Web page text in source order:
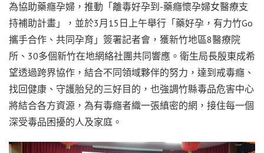
為協助藥癮孕婦，推動「離毒好孕到-藥癮懷孕婦女醫療支
持補助計畫」，並於3月15日上午舉行「藥好孕，有力竹Go
攜手合作、共同孕育」簽署記者會，獲新竹地區8醫療院
所、30多個新竹在地網絡社團共同響應。衛生局長殷東成希
望透過跨界協作，結合不同領域夥伴的努力，達到戒毒癮、
找回健康、守護胎兒的三好目的，也強調竹縣毒品危害中心
將結合各方資源，為有毒癮者織一張縝密的網，接住每一個
深受毒品困擾的人及家庭。